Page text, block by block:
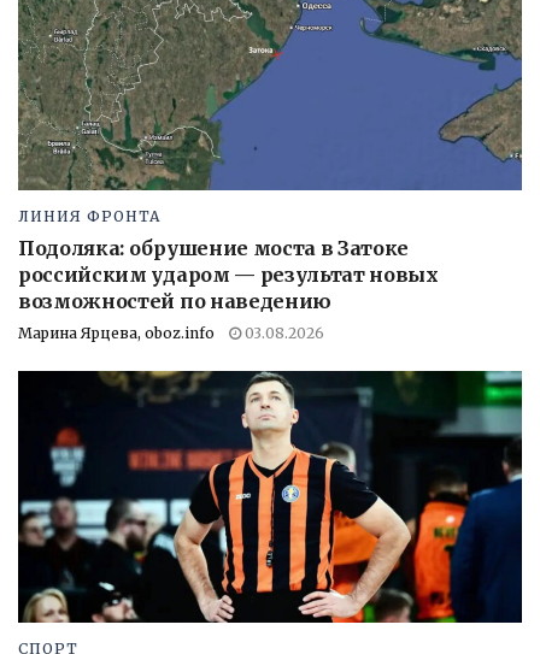
ЛИНИЯ ФРОНТА
Подоляка: обрушение моста в Затоке
российским ударом — результат новых
возможностей по наведению
Марина Ярцева, oboz.info 03.08.2026
СПОРТ